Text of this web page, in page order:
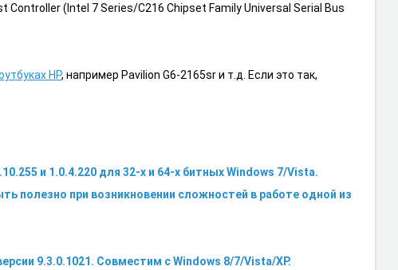
Controller (Intel 7 Series/C216 Chipset Family Universal Serial Bus
HP, например Pavilion G6-2165sr и т.д. Если это так,
и 1.0.4.220 для 32-х и 64-х битных Windows 7/Vista.
полезно при возникновении сложностей в работе одной из
9.3.0.1021. Совместим с Windows 8/7/Vista/XP.